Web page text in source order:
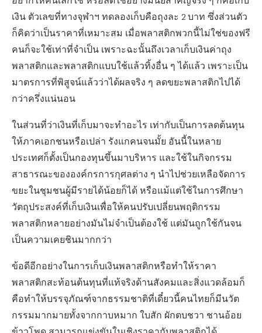
ในส่วนที่ว่าเงินที่เก็บมาจะทำอะไร เท่ากับเป็นการลดต้นทุน
ให้ภาคเอกชนหรือเปล่า รังแกคนจนมั้ย อันนี้ในหลาย
ประเทศก็ตั้งเป็นกองทุนขึ้นมาบริหาร และใช้ในกิจกรรม
สาธารณะขององค์กรการกุศลต่าง ๆ ​นำไปช่วยเหลือจัดการ
ขยะในชุมชนผู้มีรายได้น้อยก็ได้ หรือแม้แต่ใช้ในการศึกษา
วัตถุประสงค์ที่เก็บเงินเพื่อให้คนปรับเปลี่ยนพฤติกรรม
พลาสติกหลายอย่างมันไม่จำเป็นต้องใช้ แต่มันถูกใช้กันจน
เป็นความเคยชินมากกว่า
ข้อดีอีกอย่างในการเก็บเงินพลาสติกหรือทำให้ราคา
พลาสติกสะท้อนต้นทุนที่แท้จริงด้านสังคมและสิ่งแวดล้อมก็
คือทำให้บรรจุภัณฑ์จากธรรมชาติที่เดี๋ยวนี้คนไทยก็มีนวัต
กรรมมากมายทั้งจากกาบหมาก ใบสัก ผักตบชวา ชานอ้อย
ข้าวโพด สามารถแข่งขันในเชิงราคากับพลาสติกได้
“มาตรการที่ได้ผลจริง ๆ ก็คือ กลไกทางเศรษฐศาสตร์
เราต้องคิดต้นทุนทางสิ่งแวดล้อมของพลาสติกด้วย
และที่ง่ายที่สุดก็คือต้องทำให้พลาสติกแบบใช้แล้วทิ้ง
ไม่ใช่ของฟรี ถุงพลาสติก แก้วพลาสติก หลอด